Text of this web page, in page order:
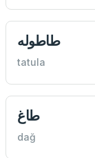
طاطوله
tatula
طاغ
dağ